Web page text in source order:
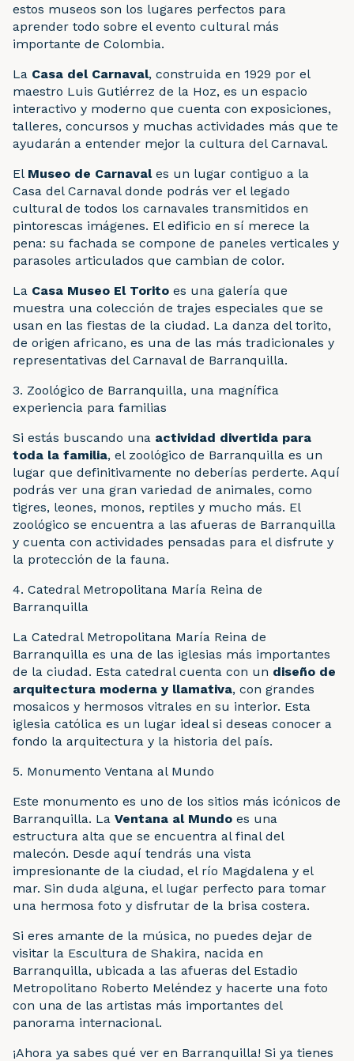
estos museos son los lugares perfectos para
aprender todo sobre el evento cultural más
importante de Colombia.
La Casa del Carnaval, construida en 1929 por el
maestro Luis Gutiérrez de la Hoz, es un espacio
interactivo y moderno que cuenta con exposiciones,
talleres, concursos y muchas actividades más que te
ayudarán a entender mejor la cultura del Carnaval.
El Museo de Carnavales un lugar contiguo a la
Casa del Carnaval donde podrás ver el legado
cultural de todos los carnavales transmitidos en
pintorescas imágenes. El edificio en sí merece la
pena: su fachada se compone de paneles verticales y
parasoles articulados que cambian de color.
La Casa Museo El Torito es una galería que
muestra una colección de trajes especiales que se
usan en las fiestas de la ciudad. La danza del torito,
de origen africano, es una de las más tradicionales y
representativas del Carnaval de Barranquilla.
3. Zoológico de Barranquilla, una magnífica
experiencia para familias
Si estás buscando una actividad divertida para
toda la familia, el zoológico de Barranquilla es un
lugar que definitivamente no deberías perderte. Aquí
podrás ver una gran variedad de animales, como
tigres, leones, monos, reptiles y mucho más. El
zoológico se encuentra a las afueras de Barranquilla
y cuenta con actividades pensadas para el disfrute y
la protección de la fauna.
4. Catedral Metropolitana María Reina de
Barranquilla
La Catedral Metropolitana María Reina de
Barranquilla es una de las iglesias más importantes
de la ciudad. Esta catedral cuenta con un diseño de
arquitectura moderna y llamativa, con grandes
mosaicos y hermosos vitrales en su interior. Esta
iglesia católica es un lugar ideal si deseas conocer a
fondo la arquitectura y la historia del país.
5. Monumento Ventana al Mundo
Este monumento es uno de los sitios más icónicos de
Barranquilla. La Ventana al Mundo es una
estructura alta que se encuentra al final del
malecón. Desde aquí tendrás una vista
impresionante de la ciudad, el río Magdalena y el
mar. Sin duda alguna, el lugar perfecto para tomar
una hermosa foto y disfrutar de la brisa costera.
Si eres amante de la música, no puedes dejar de
visitar la Escultura de Shakira, nacida en
Barranquilla, ubicada a las afueras del Estadio
Metropolitano Roberto Meléndez y hacerte una foto
con una de las artistas más importantes del
panorama internacional.
¡Ahora ya sabes qué ver en Barranquilla! Si ya tienes